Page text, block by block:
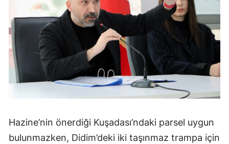
Hazine’nin önerdiği Kuşadası’ndaki parsel uygun
bulunmazken, Didim’deki iki taşınmaz trampa için